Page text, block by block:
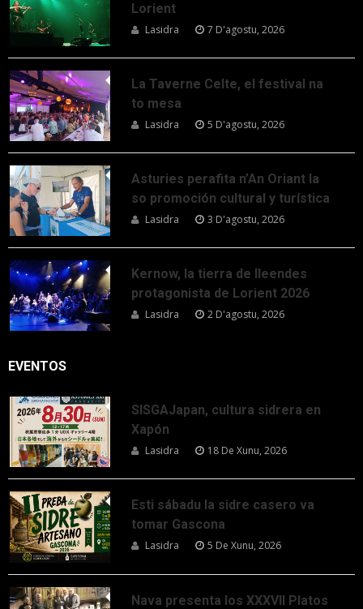
Lorient
Lasidra 7 D'agostu, 2026
La Taverne Celte, el festival na
to mesa
Lasidra 5 D'agostu, 2026
Asturies perafita n’An Oriant la
so promoción cultural y turística
Lasidra 3 D'agostu, 2026
Kernow, la tierra de lleendes
protagonista de Lorient 2026
Lasidra 2 D'agostu, 2026
EVENTOS
SISGAJapan, cultura sidrera en
Xapón
Lasidra 18 De Xunu, 2026
Esti sábadu la sidre casero va
tomar Gascona
Lasidra 5 De Xunu, 2026
Nava presenta los XXXVII Platos